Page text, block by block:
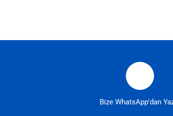
Bize WhatsApp'dan